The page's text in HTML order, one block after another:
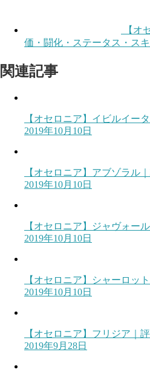
【オ
価・闘化・ステータス・ス
関連記事
【オセロニア】イビルイー
2019年10月10日
【オセロニア】アブゾラル
2019年10月10日
【オセロニア】ジャヴォー
2019年10月10日
【オセロニア】シャーロッ
2019年10月10日
【オセロニア】フリジア｜
2019年9月28日